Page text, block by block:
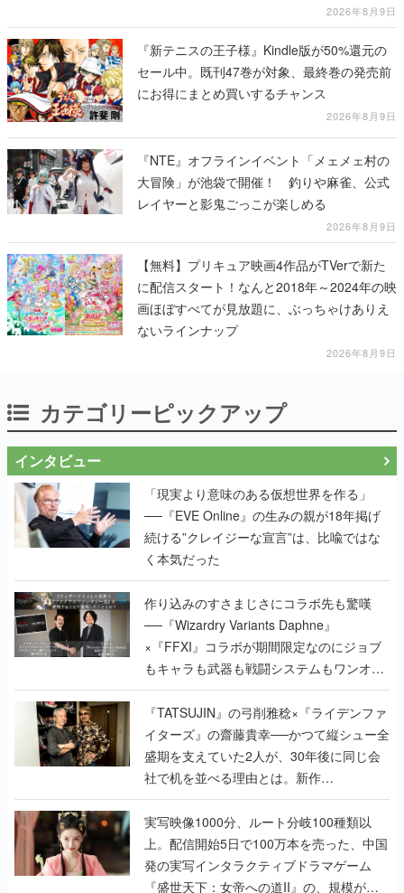
テージショーや没入型のホラー体験も楽しめ
る
2026年8月9日
『新テニスの王子様』Kindle版が50%還元の
セール中。既刊47巻が対象、最終巻の発売前
にお得にまとめ買いするチャンス
2026年8月9日
『NTE』オフラインイベント「メェメェ村の
大冒険」が池袋で開催！ 釣りや麻雀、公式
レイヤーと影鬼ごっこが楽しめる
2026年8月9日
【無料】プリキュア映画4作品がTVerで新た
に配信スタート！なんと2018年～2024年の映
画ほぼすべてが見放題に、ぶっちゃけありえ
ないラインナップ
2026年8月9日
カテゴリーピックアップ
インタビュー
「現実より意味のある仮想世界を作る」
──『EVE Online』の生みの親が18年掲げ
続ける”クレイジーな宣言”は、比喩ではな
く本気だった
作り込みのすさまじさにコラボ先も驚嘆
──『Wizardry Variants Daphne』
×『FFXI』コラボが期間限定なのにジョブ
もキャラも武器も戦闘システムもワンオフ
で作り込まれた理由を両ディレクターに聞
く
『TATSUJIN』の弓削雅稔×『ライデンファ
イターズ』の齋藤貴幸──かつて縦シュー全
盛期を支えていた2人が、30年後に同じ会
社で机を並べる理由とは。新作
『TATSUJIN EXTREME』で初タッグを組
んだレジェンド2人に訊く開発秘話
実写映像1000分、ルート分岐100種類以
上。配信開始5日で100万本を売った、中国
発の実写インタラクティブドラマゲーム
『盛世天下：女帝への道II』の、規模が違